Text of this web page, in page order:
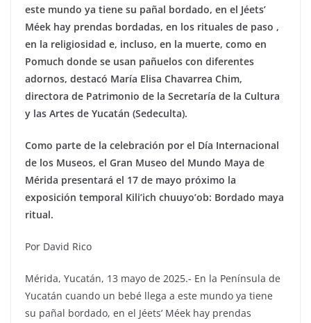
este mundo ya tiene su pañal bordado, en el Jéets’
Méek hay prendas bordadas, en los rituales de paso ,
en la religiosidad e, incluso, en la muerte, como en
Pomuch donde se usan pañuelos con diferentes
adornos, destacó María Elisa Chavarrea Chim,
directora de Patrimonio de la Secretaría de la Cultura
y las Artes de Yucatán (Sedeculta).
Como parte de la celebración por el Día Internacional
de los Museos, el Gran Museo del Mundo Maya de
Mérida presentará el 17 de mayo próximo la
exposición temporal Kili’ich chuuyo’ob: Bordado maya
ritual.
Por David Rico
Mérida, Yucatán, 13 mayo de 2025.- En la Península de
Yucatán cuando un bebé llega a este mundo ya tiene
su pañal bordado, en el Jéets’ Méek hay prendas